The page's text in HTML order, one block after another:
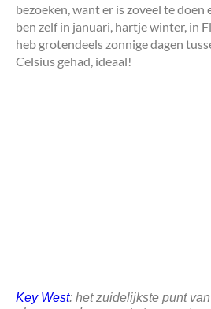
bezoeken, want er is zoveel te doen
ben zelf in januari, hartje winter, in
heb grotendeels zonnige dagen
Celsius gehad, ideaal!
Key West: het zuidelijkste punt